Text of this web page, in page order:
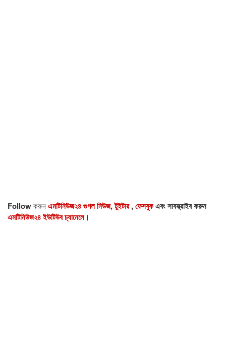
Followকরুনএমটিনিউজ২৪ গুগল নিউজ,টুইটার,ফেসবুকএবং সাবস্ক্রাইব করুন
এমটিনিউজ২৪ ইউটিউব চ্যানেলে।